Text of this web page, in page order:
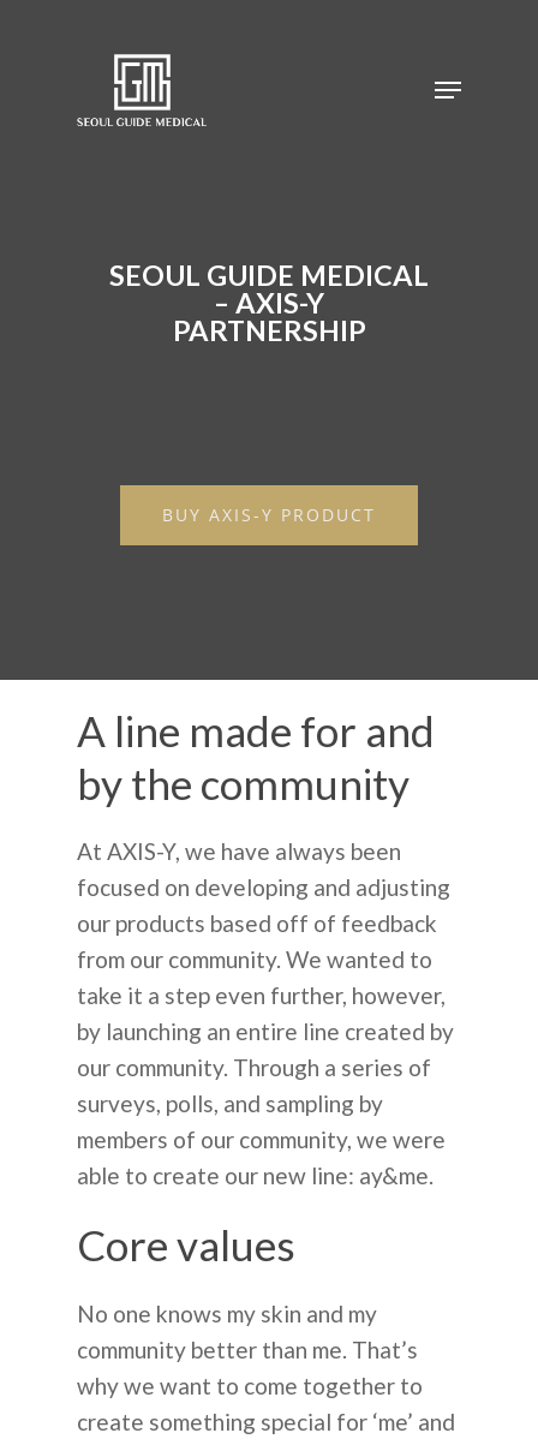
SEOUL GUIDE MEDICAL
– AXIS-Y
PARTNERSHIP
BUY AXIS-Y PRODUCT
A line made for and
by the community
At AXIS-Y, we have always been
focused on developing and adjusting
our products based off of feedback
from our community. We wanted to
take it a step even further, however,
by launching an entire line created by
our community. Through a series of
surveys, polls, and sampling by
members of our community, we were
able to create our new line: ay&me.
Core values
No one knows my skin and my
community better than me. That’s
why we want to come together to
create something special for ‘me’ and